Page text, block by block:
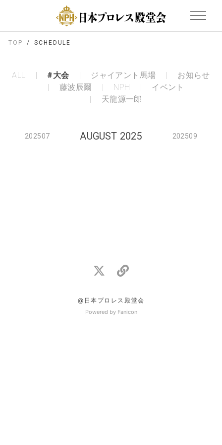
TOP SCHEDULE
ALL #大会 ジャイアント馬場
お知らせ
藤波辰爾
NPH
イベント
天龍源一郎
202507 AUGUST 2025 202509
@日本プロレス殿堂会
Powered by Fanicon